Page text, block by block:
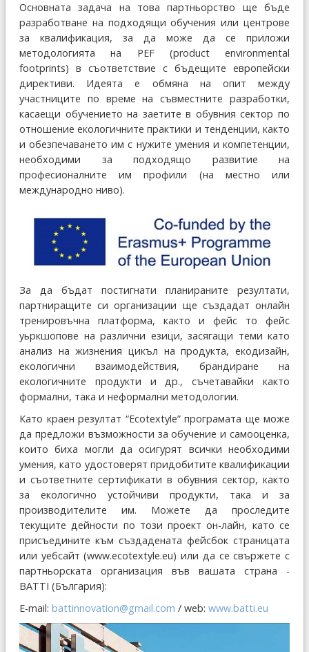
Основната задача на това партньорство ще бъде
разработване на подходящи обучения или центрове
за квалификация, за да може да се приложи
методологията на PEF (product environmental
footprints) в съответствие с бъдещите европейски
директиви. Идеята е обмяна на опит между
участниците по време на съвместните разработки,
касаещи обучението на заетите в обувния сектор по
отношение екологичните практики и тенденции, както
и обезпечаването им с нужите умения и компетенции,
необходими за подходящо развитие на
професионалните им профили (на местно или
международно ниво).
За да бъдат постигнати планираните резултати,
партниращите си организации ще създадат онлайн
тренировъчна платформа, както и фейс то фейс
уьркшопове на различни езици, засягащи теми като
анализ на жизнения цикъл на продукта, екодизайн,
екологични взаимодействия, брандиране на
екологичните продукти и др., съчетавайки както
формални, така и неформални методологии.
Като краен резултат “Ecotextyle” програмата ще може
да предложи възможности за обучение и самооценка,
които биха могли да осигурят всички необходими
умения, като удостоверят придобитите квалификации
и съответните сертификати в обувния сектор, както
за екологично устойчиви продукти, така и за
производителите им. Можете да проследите
текущите дейности по този проект он-лайн, като се
присъедините към създадената фейсбок страницата
или уебсайт (www.ecotextyle.eu) или да се свържете с
партньорската организация във вашата страна -
BATTI (България):
Е-mail: battinnovation@gmail.com / web: www.batti.eu